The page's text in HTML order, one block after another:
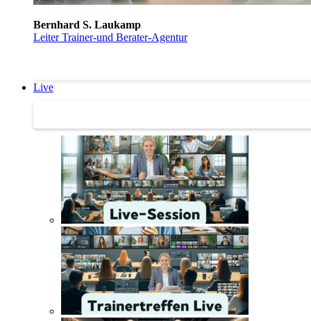
Bernhard S. Laukamp
Leiter Trainer-und Berater-Agentur
Live